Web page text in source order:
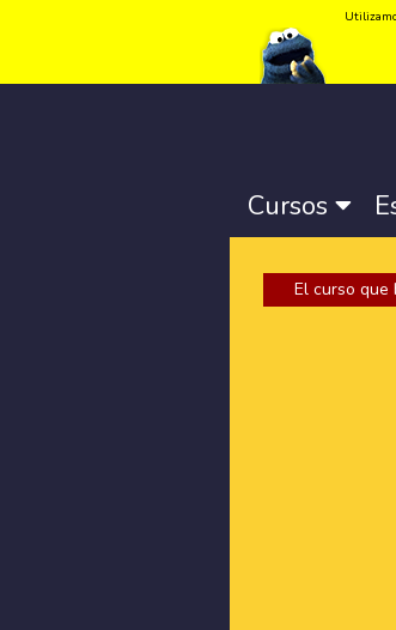
Idioma:Català -
Cursos
El curso que